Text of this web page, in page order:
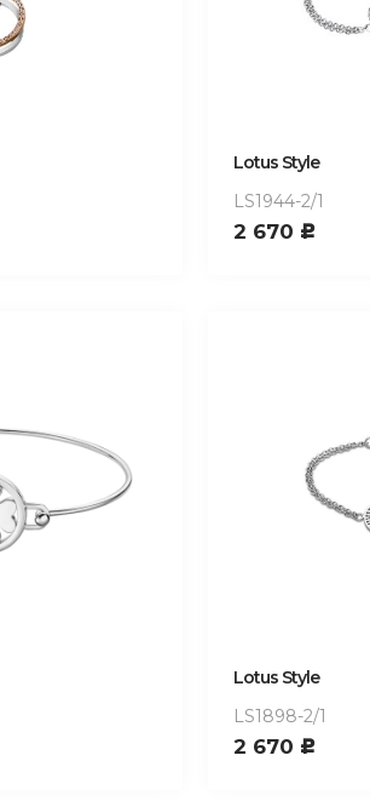
Lotus Style
LS1944-2/1
2 670 c
Lotus Style
LS1898-2/1
2 670 c